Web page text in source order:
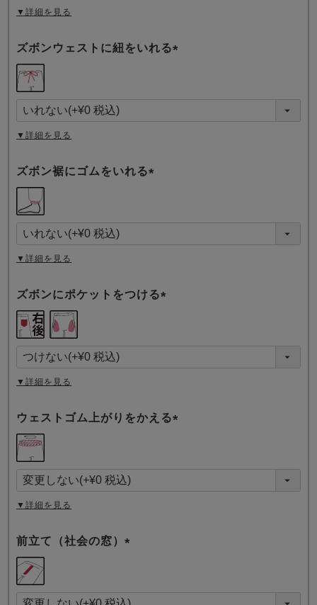
▼詳細を見る
ズボンウェストに紐をいれる
須
)
▼詳細を見る
ズボン裾にゴムをいれる
須
)
▼詳細を見る
ズボンにポケットをつける
須
)
▼詳細を見る
ウェストゴム上がりをかえる
須
)
▼詳細を見る
前立て（社会の窓）
須